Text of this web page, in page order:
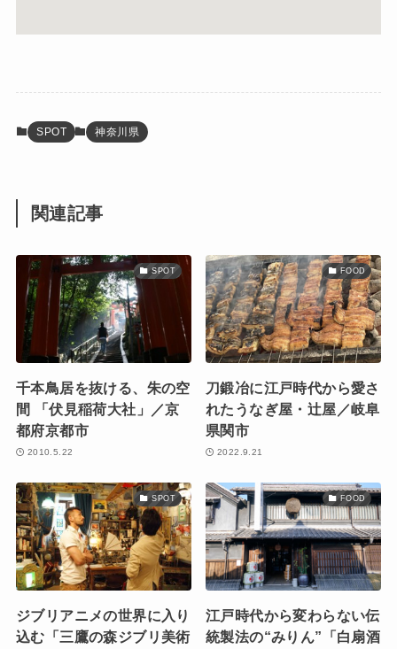
SPOT 神奈川県
関連記事
SPOT
千本鳥居を抜ける、朱の空
間 「伏見稲荷大社」／京
都府京都市
2010.5.22
FOOD
刀鍛冶に江戸時代から愛さ
れたうなぎ屋・辻屋／岐阜
県関市
2022.9.21
SPOT
ジブリアニメの世界に入り
込む「三鷹の森ジブリ美術
FOOD
江戸時代から変わらない伝
統製法の“みりん”「白扇酒